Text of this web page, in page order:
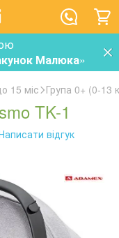
Малюка»
15 міс Група 0+ (0-13
TK-1
відгук